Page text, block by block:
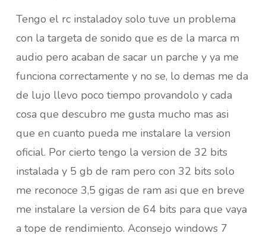
Tengo el rc instaladoy solo tuve un problema
con la targeta de sonido que es de la marca m
audio pero acaban de sacar un parche y ya me
funciona correctamente y no se, lo demas me da
de lujo llevo poco tiempo provandolo y cada
cosa que descubro me gusta mucho mas asi
que en cuanto pueda me instalare la version
oficial. Por cierto tengo la version de 32 bits
instalada y 5 gb de ram pero con 32 bits solo
me reconoce 3,5 gigas de ram asi que en breve
me instalare la version de 64 bits para que vaya
a tope de rendimiento. Aconsejo windows 7